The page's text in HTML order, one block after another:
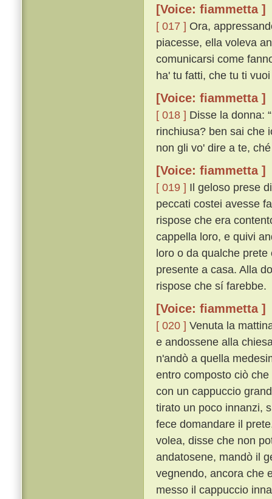
[Voice: fiammetta ]
[ 017 ] Ora,
piacesse, ella voleva
comunicarsi come
ha' tu fatti, che tu ti
[Voice: fiammetta ]
[ 018 ] Disse la donna:
rinchiusa? ben sai che
non gli vo' dire a te,
[Voice: fiammetta ]
[ 019 ] Il geloso prese
peccati costei avesse
rispose che era
cappella loro, e quivi
loro o da qualche
presente a casa. Alla
rispose che sí farebbe.
[Voice: fiammetta ]
[ 020 ] Venuta la
e andossene alla
n'andò a quella
entro composto ciò
con un cappuccio
tirato un poco innanzi,
fece domandare il
volea, disse che non
andatosene, mandò il
vegnendo, ancora che
messo il cappuccio